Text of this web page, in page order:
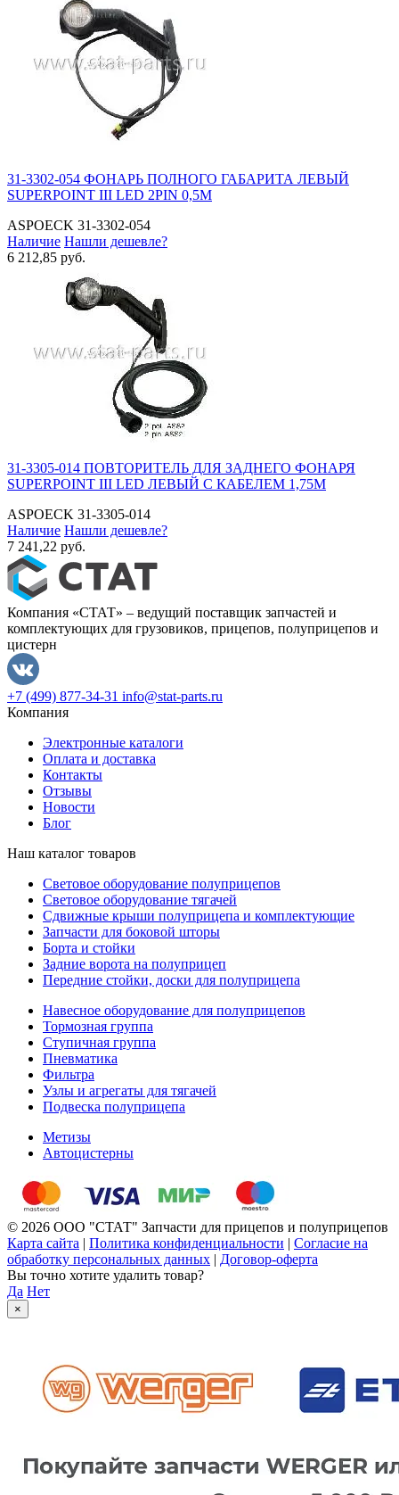
31-3302-054 ФОНАРЬ ПОЛНОГО ГАБАРИТА ЛЕВЫЙ
SUPERPOINT III LED 2PIN 0,5М
ASPOECK 31-3302-054
Наличие Нашли дешевле?
6 212,85 руб.
31-3305-014 ПОВТОРИТЕЛЬ ДЛЯ ЗАДНЕГО ФОНАРЯ
SUPERPOINT III LED ЛЕВЫЙ С КАБЕЛЕМ 1,75М
ASPOECK 31-3305-014
Наличие Нашли дешевле?
7 241,22 руб.
Компания «СТАТ» – ведущий поставщик запчастей и
комплектующих для грузовиков, прицепов, полуприцепов и
цистерн
+7 (499) 877-34-31 info@stat-parts.ru
Компания
Электронные каталоги
Оплата и доставка
Контакты
Отзывы
Новости
Блог
Наш каталог товаров
Световое оборудование полуприцепов
Световое оборудование тягачей
Сдвижные крыши полуприцепа и комплектующие
Запчасти для боковой шторы
Борта и стойки
Задние ворота на полуприцеп
Передние стойки, доски для полуприцепа
Навесное оборудование для полуприцепов
Тормозная группа
Ступичная группа
Пневматика
Фильтра
Узлы и агрегаты для тягачей
Подвеска полуприцепа
Метизы
Автоцистерны
© 2026 ООО "СТАТ" Запчасти для прицепов и полуприцепов
Карта сайта | Политика конфиденциальности | Согласие на
обработку персональных данных | Договор-оферта
Вы точно хотите удалить товар?
Да Нет
×